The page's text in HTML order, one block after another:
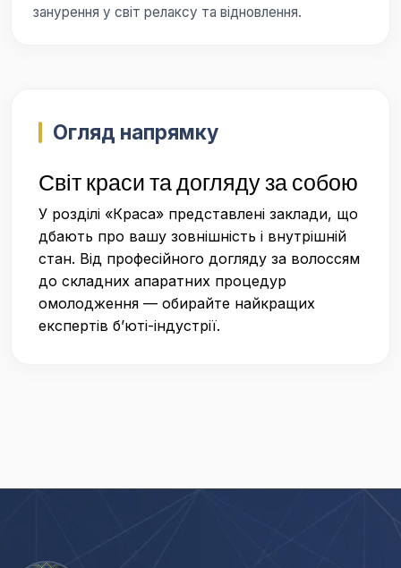
занурення у світ релаксу та відновлення.
Огляд напрямку
Світ краси та догляду за собою
У розділі «Краса» представлені заклади, що
дбають про вашу зовнішність і внутрішній
стан. Від професійного догляду за волоссям
до складних апаратних процедур
омолодження — обирайте найкращих
експертів б’юті-індустрії.